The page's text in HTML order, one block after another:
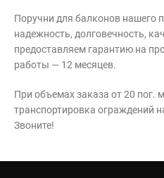
Поручни для балконов нашего
надежность, долговечность,
предоставляем гарантию на
работы — 12 месяцев.
При объемах заказа от 20 пог.
транспортировка ограждений
Звоните!